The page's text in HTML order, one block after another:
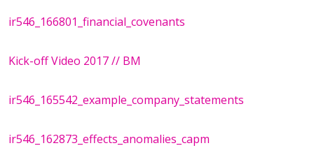
ir546_166801_financial_covenants
Kick-off Video 2017 // BM
ir546_165542_example_company_statements
ir546_162873_effects_anomalies_capm